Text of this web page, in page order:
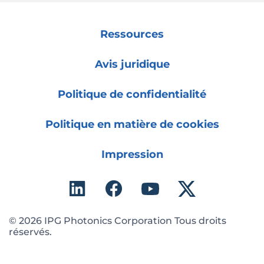
Ressources
Avis juridique
Politique de confidentialité
Politique en matière de cookies
Impression
© 2026 IPG Photonics Corporation Tous droits
réservés.